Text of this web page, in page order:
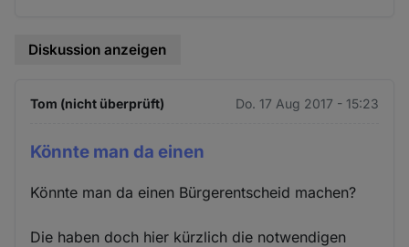
Diskussion anzeigen
Tom (nicht überprüft) Do. 17 Aug 2017 - 15:23
Könnte man da einen
Könnte man da einen Bürgerentscheid machen?
Die haben doch hier kürzlich die notwendigen